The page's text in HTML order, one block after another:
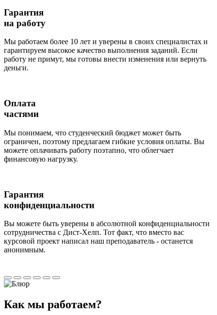
Гарантия
на работу
Мы работаем более 10 лет и уверены в своих специалистах и
гарантируем высокое качество выполнения заданий. Если
работу не примут, мы готовы внести изменения или вернуть
деньги.
Оплата
частями
Мы понимаем, что студенческий бюджет может быть
ограничен, поэтому предлагаем гибкие условия оплаты. Вы
можете оплачивать работу поэтапно, что облегчает
финансовую нагрузку.
Гарантия
конфиденциальности
Вы можете быть уверены в абсолютной конфиденциальности
сотрудничества с Дист-Хелп. Тот факт, что вместо вас
курсовой проект написал наш преподаватель - останется
анонимным.
Как мы работаем?